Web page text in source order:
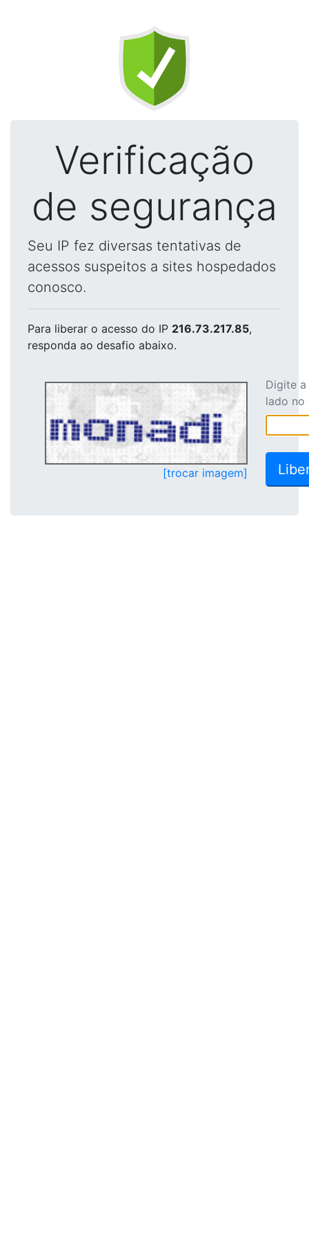
Verificação
de segurança
Seu IP fez diversas tentativas de
acessos suspeitos a sites hospedados
conosco.
Para liberar o acesso do IP 216.73.217.85,
responda ao desafio abaixo.
[trocar imagem]
Digite
lado no